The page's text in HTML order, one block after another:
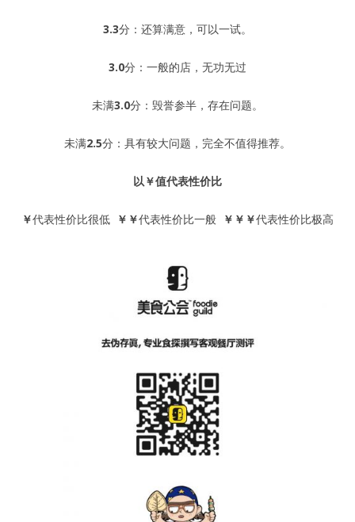
3.3分：还算满意，可以一试。
3.0分：一般的店，无功无过
未满3.0分：毁誉参半，存在问题。
未满2.5分：具有较大问题，完全不值得推荐。
以￥值代表性价比
￥代表性价比很低 ￥￥代表性价比一般 ￥￥￥代表性价比极高